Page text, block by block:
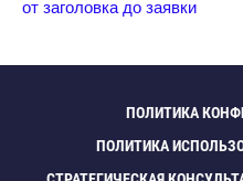
от заголовка до заявки
ПОЛИТИКА
ПОЛИТИКА